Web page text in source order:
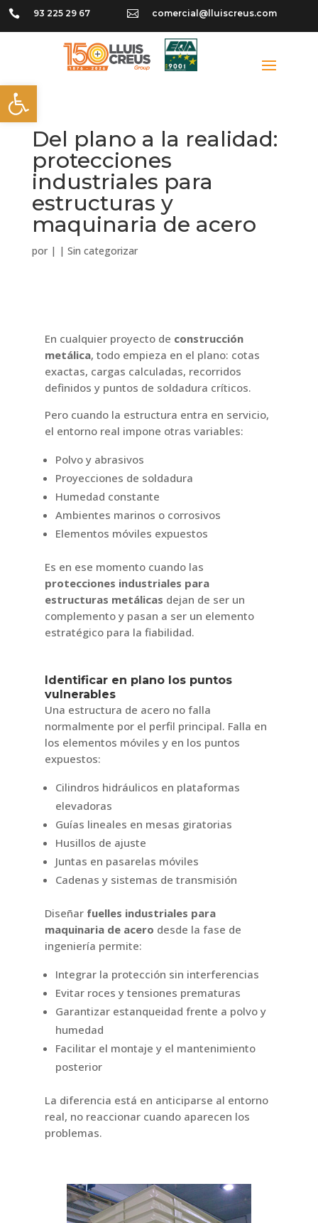
Abrir barra de herramientas
 93 225 29 67  comercial@lluiscreus.com
Del plano a la realidad:
protecciones
industriales para
estructuras y
maquinaria de acero
por | | Sin categorizar
En cualquier proyecto de construcción
metálica, todo empieza en el plano: cotas
exactas, cargas calculadas, recorridos
definidos y puntos de soldadura críticos.
Pero cuando la estructura entra en servicio,
el entorno real impone otras variables:
Polvo y abrasivos
Proyecciones de soldadura
Humedad constante
Ambientes marinos o corrosivos
Elementos móviles expuestos
Es en ese momento cuando las
protecciones industriales para
estructuras metálicas dejan de ser un
complemento y pasan a ser un elemento
estratégico para la fiabilidad.
Identificar en plano los puntos
vulnerables
Una estructura de acero no falla
normalmente por el perfil principal. Falla en
los elementos móviles y en los puntos
expuestos:
Cilindros hidráulicos en plataformas
elevadoras
Guías lineales en mesas giratorias
Husillos de ajuste
Juntas en pasarelas móviles
Cadenas y sistemas de transmisión
Diseñar fuelles industriales para
maquinaria de acero desde la fase de
ingeniería permite:
Integrar la protección sin interferencias
Evitar roces y tensiones prematuras
Garantizar estanqueidad frente a polvo y
humedad
Facilitar el montaje y el mantenimiento
posterior
La diferencia está en anticiparse al entorno
real, no reaccionar cuando aparecen los
problemas.